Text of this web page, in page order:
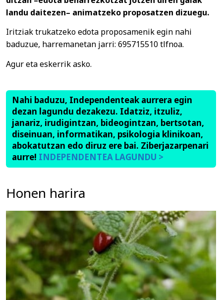
landu daitezen– animatzeko proposatzen dizuegu.
Iritziak trukatzeko edota proposamenik egin nahi
baduzue, harremanetan jarri: 695715510 tlfnoa.
Agur eta eskerrik asko.
Nahi baduzu, Independenteak aurrera egin
dezan lagundu dezakezu. Idatziz, itzuliz,
janariz, irudigintzan, bideogintzan, bertsotan,
diseinuan, informatikan, psikologia klinikoan,
abokatutzan edo diruz ere bai. Ziberjazarpenari
aurre! INDEPENDENTEA LAGUNDU >
Honen harira